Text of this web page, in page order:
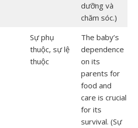
dưỡng và
chăm sóc.)
Sự phụ
thuộc, sự lệ
thuộc
The baby’s
dependence
on its
parents for
food and
care is crucial
for its
survival. (Sự